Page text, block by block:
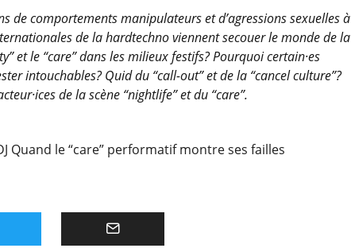
de comportements manipulateurs et d’agressions sexuelles à
de la hardtechno viennent secouer le monde de la
et le “care” dans les milieux festifs? Pourquoi certain·es
intouchables? Quid du “call-out” et de la “cancel culture”?
de la scène “nightlife” et du “care”.
Quand le “care” performatif montre ses failles